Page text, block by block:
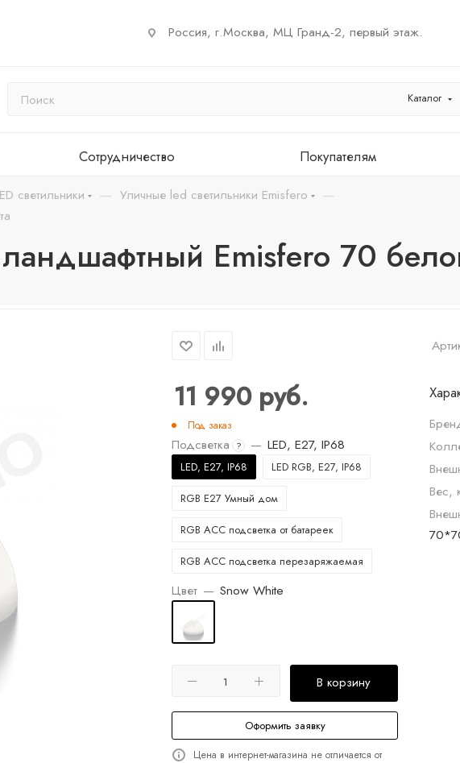
Россия, г.Москва, МЦ Гранд-2, первый этаж.
Каталог
Сотрудничество Покупателям
светильники — Уличные led светильники Emisfero —
Emisfero 70
11 990руб.
Под заказ
Подсветка ? — LED, E27, IP68
LED, E27, IP68 LED RGB, E27, IP68
RGB E27 Умный дом
RGB ACC подсветка от батареек
RGB ACC подсветка перезаряжаемая
Цвет — Snow White
В корзину
Оформить заявку
Цена в интернет-магазина не отличается от
Вес,